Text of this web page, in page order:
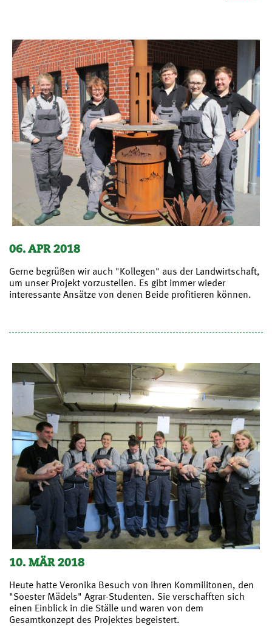
06. APR 2018
Gerne begrüßen wir auch "Kollegen" aus der Landwirtschaft,
um unser Projekt vorzustellen. Es gibt immer wieder
interessante Ansätze von denen Beide profitieren können.
10. MÄR 2018
Heute hatte Veronika Besuch von ihren Kommilitonen, den
"Soester Mädels" Agrar-Studenten. Sie verschafften sich
einen Einblick in die Ställe und waren von dem
Gesamtkonzept des Projektes begeistert.